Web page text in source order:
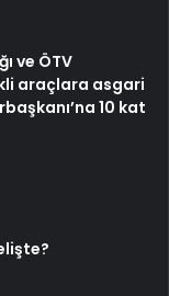
ve ÖTV
araçlara asgari
10 kat